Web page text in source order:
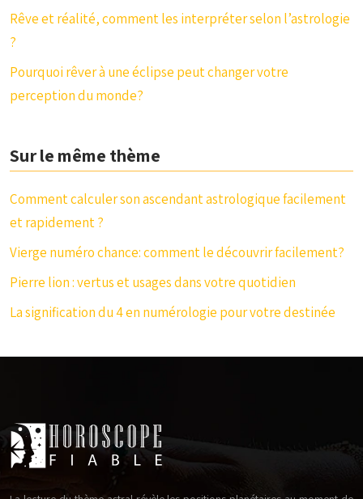
Rêve et réalité, comment les interpréter selon l’astrologie
?
Pourquoi rêver à une éclipse peut changer votre
perception du monde?
Sur le même thème
Comment calculer son ascendant astrologique facilement
et rapidement ?
Vierge numéro chance: comment le découvrir facilement?
Pierre lion : vertus et usages dans votre quotidien
La signification du 4 en numérologie pour votre destinée